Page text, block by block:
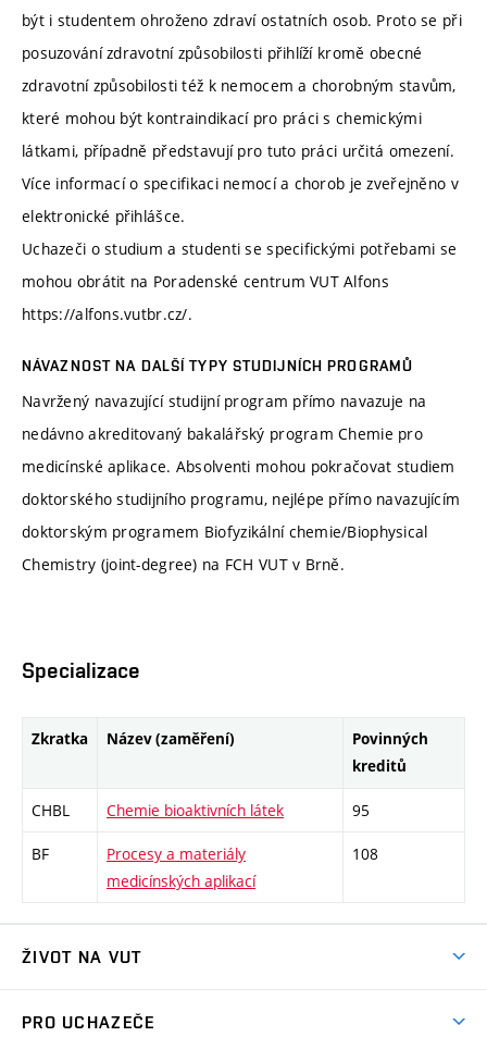
být i studentem ohroženo zdraví ostatních osob. Proto se při
posuzování zdravotní způsobilosti přihlíží kromě obecné
zdravotní způsobilosti též k nemocem a chorobným stavům,
které mohou být kontraindikací pro práci s chemickými
látkami, případně představují pro tuto práci určitá omezení.
Více informací o specifikaci nemocí a chorob je zveřejněno v
elektronické přihlášce.
Uchazeči o studium a studenti se specifickými potřebami se
mohou obrátit na Poradenské centrum VUT Alfons
https://alfons.vutbr.cz/.
NÁVAZNOST NA DALŠÍ TYPY STUDIJNÍCH PROGRAMŮ
Navržený navazující studijní program přímo navazuje na
nedávno akreditovaný bakalářský program Chemie pro
medicínské aplikace. Absolventi mohou pokračovat studiem
doktorského studijního programu, nejlépe přímo navazujícím
doktorským programem Biofyzikální chemie/Biophysical
Chemistry (joint-degree) na FCH VUT v Brně.
Specializace
Zkratka Název (zaměření)
Povinných
kreditů
CHBL Chemie bioaktivních látek 95
BF
Procesy a materiály
medicínských aplikací
108
ŽIVOT NA VUT
PRO UCHAZEČE